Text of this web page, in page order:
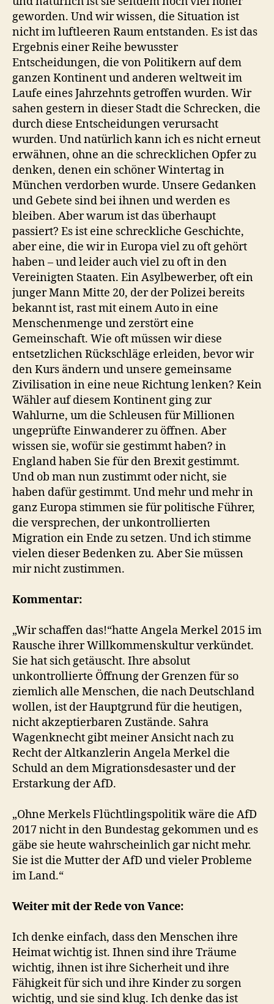
geworden. Und wir wissen, die Situation ist
nicht im luftleeren Raum entstanden. Es ist das
Ergebnis einer Reihe bewusster
Entscheidungen, die von Politikern auf dem
ganzen Kontinent und anderen weltweit im
Laufe eines Jahrzehnts getroffen wurden. Wir
sahen gestern in dieser Stadt die Schrecken, die
durch diese Entscheidungen verursacht
wurden. Und natürlich kann ich es nicht erneut
erwähnen, ohne an die schrecklichen Opfer zu
denken, denen ein schöner Wintertag in
München verdorben wurde. Unsere Gedanken
und Gebete sind bei ihnen und werden es
bleiben. Aber warum ist das überhaupt
passiert? Es ist eine schreckliche Geschichte,
aber eine, die wir in Europa viel zu oft gehört
haben – und leider auch viel zu oft in den
Vereinigten Staaten. Ein Asylbewerber, oft ein
junger Mann Mitte 20, der der Polizei bereits
bekannt ist, rast mit einem Auto in eine
Menschenmenge und zerstört eine
Gemeinschaft. Wie oft müssen wir diese
entsetzlichen Rückschläge erleiden, bevor wir
den Kurs ändern und unsere gemeinsame
Zivilisation in eine neue Richtung lenken? Kein
Wähler auf diesem Kontinent ging zur
Wahlurne, um die Schleusen für Millionen
ungeprüfte Einwanderer zu öffnen. Aber
wissen sie, wofür sie gestimmt haben? in
England haben Sie für den Brexit gestimmt.
Und ob man nun zustimmt oder nicht, sie
haben dafür gestimmt. Und mehr und mehr in
ganz Europa stimmen sie für politische Führer,
die versprechen, der unkontrollierten
Migration ein Ende zu setzen. Und ich stimme
vielen dieser Bedenken zu. Aber Sie müssen
mir nicht zustimmen.
Kommentar:
„Wir schaffen das!“hatte Angela Merkel 2015 im
Rausche ihrer Willkommenskultur verkündet.
Sie hat sich getäuscht. Ihre absolut
unkontrollierte Öffnung der Grenzen für so
ziemlich alle Menschen, die nach Deutschland
wollen, ist der Hauptgrund für die heutigen,
nicht akzeptierbaren Zustände. Sahra
Wagenknecht gibt meiner Ansicht nach zu
Recht der Altkanzlerin Angela Merkel die
Schuld an dem Migrationsdesaster und der
Erstarkung der AfD.
„Ohne Merkels Flüchtlingspolitik wäre die AfD
2017 nicht in den Bundestag gekommen und es
gäbe sie heute wahrscheinlich gar nicht mehr.
Sie ist die Mutter der AfD und vieler Probleme
im Land.“
Weiter mit der Rede von Vance:
Ich denke einfach, dass den Menschen ihre
Heimat wichtig ist. Ihnen sind ihre Träume
wichtig, ihnen ist ihre Sicherheit und ihre
Fähigkeit für sich und ihre Kinder zu sorgen
wichtig, und sie sind klug. Ich denke das ist